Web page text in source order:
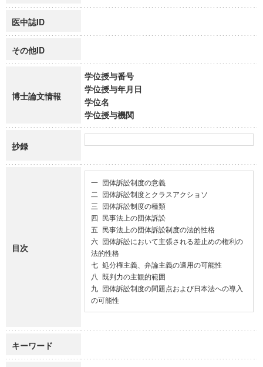
医中誌ID
その他ID
博士論文情報
学位授与番号
学位授与年月日
学位名
学位授与機関
抄録
目次
一 団体訴訟制度の意義
二 団体訴訟制度とクラスアクショソ
三 団体訴訟制度の種類
四 民事法上の団体訴訟
五 民事法上の団体訴訟制度の法的性格
六 団体訴訟において主張される差止めの権利の
法的性格
七 処分権主義、弁論主義の適用の可能性
八 既判力の主観的範囲
九 団体訴訟制度の間題点および日本法への導入
の可能性
キーワード